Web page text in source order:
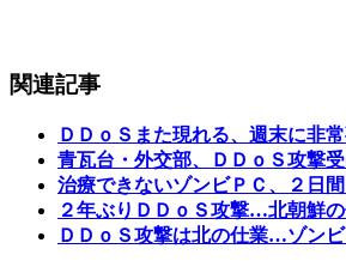
関連記事
ＤＤｏＳまた現れる、週末に非
青瓦台・外交部、ＤＤｏＳ攻撃
治療できないゾンビＰＣ、２日
２年ぶりＤＤｏＳ攻撃…北朝鮮の
ＤＤｏＳ攻撃は北の仕業…ゾン